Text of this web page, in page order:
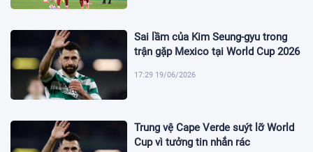
Sai lầm của Kim Seung-gyu trong
trận gặp Mexico tại World Cup 2026
17:29 19/06/2026
Trung vệ Cape Verde suýt lỡ World
Cup vì tưởng tin nhắn rác